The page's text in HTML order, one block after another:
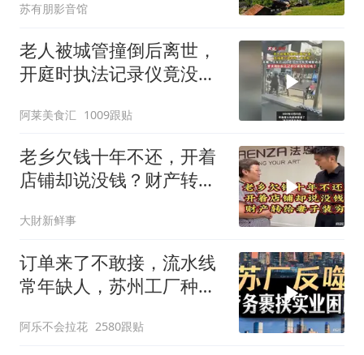
苏有朋影音馆
老人被城管撞倒后离世，
开庭时执法记录仪竟没
阿莱美食汇 1009跟贴
老乡欠钱十年不还，开着
店铺却说没钱？财产转给
大財新鲜事
订单来了不敢接，流水线
常年缺人，苏州工厂种下
阿乐不会拉花 2580跟贴